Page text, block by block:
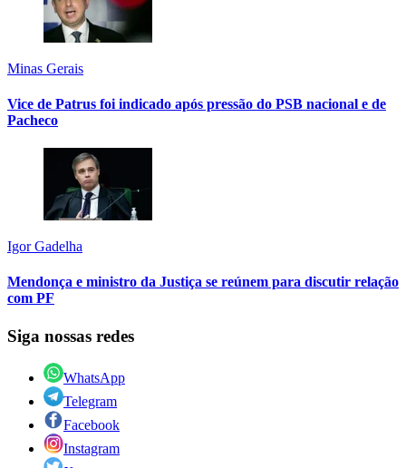
Minas Gerais
Vice de Patrus foi indicado após pressão do PSB nacional e de
Pacheco
Igor Gadelha
Mendonça e ministro da Justiça se reúnem para discutir relação
com PF
Siga nossas redes
WhatsApp
Telegram
Facebook
Instagram